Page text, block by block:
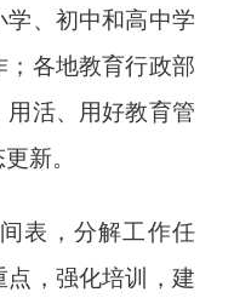
学、初中和高中学
各地教育行政部
用活、用好教育管
新。
表，分解工作任
，强化培训，建